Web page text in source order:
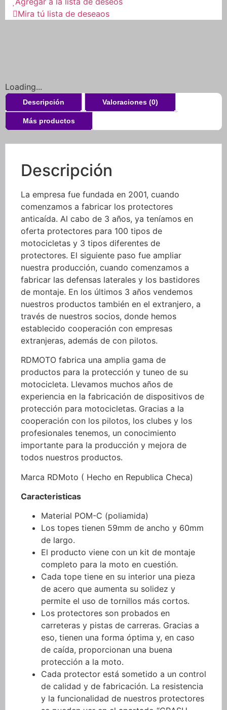
cantidad
Mira tú lista de deseaos
Loading...
Descripción Valoraciones (0)
Más productos
Descripción
La empresa fue fundada en 2001, cuando
comenzamos a fabricar los protectores
anticaída. Al cabo de 3 años, ya teníamos en
oferta protectores para 100 tipos de
motocicletas y 3 tipos diferentes de
protectores. El siguiente paso fue ampliar
nuestra producción, cuando comenzamos a
fabricar las defensas laterales y los bastidores
de montaje. En los últimos 3 años vendemos
nuestros productos también en el extranjero, a
través de nuestros socios, donde hemos
establecido cooperación con empresas
extranjeras, además de con pilotos.
RDMOTO fabrica una amplia gama de
productos para la protección y tuneo de su
motocicleta. Llevamos muchos años de
experiencia en la fabricación de dispositivos de
protección para motocicletas. Gracias a la
cooperación con los pilotos, los clubes y los
profesionales tenemos, un conocimiento
importante para la producción y mejora de
todos nuestros productos.
Marca RDMoto ( Hecho en Republica Checa)
Caracteristicas
Material POM-C (poliamida)
Los topes tienen 59mm de ancho y 60mm
de largo.
El producto viene con un kit de montaje
completo para la moto en cuestión.
Cada tope tiene en su interior una pieza
de acero que aumenta su solidez y
permite el uso de tornillos más cortos.
Los protectores son probados en
carreteras y pistas de carreras. Gracias a
eso, tienen una forma óptima y, en caso
de caída, proporcionan una buena
protección a la moto.
Cada protector está sometido a un control
de calidad y de fabricación. La resistencia
y la funcionalidad de nuestros protectores